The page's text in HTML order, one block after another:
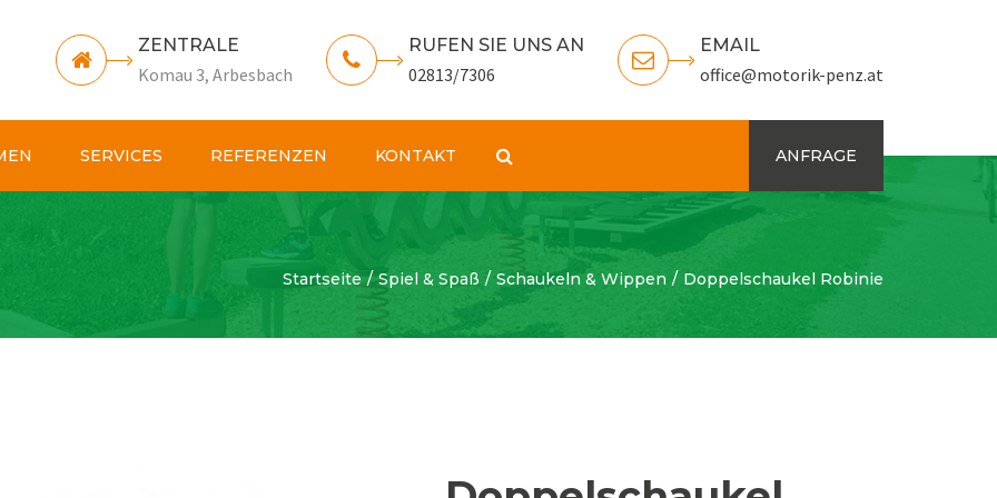
ZENTRALE
Komau 3, Arbesbach
RUFEN SIE UNS AN
02813/7306
EMAIL
office@motorik-penz.at
SERVICES REFERENZEN KONTAKT ANFRAGE
Startseite Spiel & Spaß Schaukeln & Wippen Doppelschaukel Robinie